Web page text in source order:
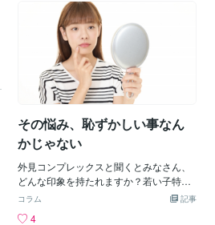
います。 「3人以上に言われたら、一度
は受け止めてみる」 わたしには昔から、
「3人以上に言われたことは耳を傾けてみ
る」というマイルールがあります。 外見
オンチも、性格の癖も、だいたいいつも
同じところを指摘される。 つまり、 自分
の短所だと思っているものって、裏返す
と長所でもあるということ。 このカード
ゲームは、それをとても楽しく気づかせ
てくれます。短所カードを裏返すと、長
所に変わる 遊び方はシンプル。 自分の
「短所カード」を5枚選ぶ。↓裏返す。↓
そこに“長所”が書いてある。これだけ。
でも、これが想像以上にジワッと効くん
その悩み、恥ずかしい事なん
かじゃない
外見コンプレックスと聞くとみなさん、
どんな印象を持たれますか？若い子特有
の悩み、考えてみても仕方のないこと、
記事
コラム
4